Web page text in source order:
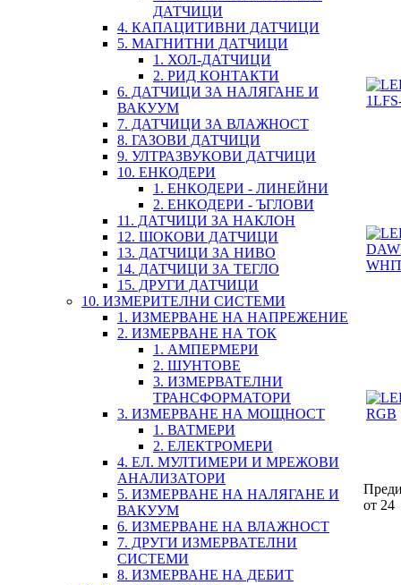
ДАТЧИЦИ
4. КАПАЦИТИВНИ ДАТЧИЦИ
5. МАГНИТНИ ДАТЧИЦИ
1. ХОЛ-ДАТЧИЦИ
2. РИД КОНТАКТИ
6. ДАТЧИЦИ ЗА НАЛЯГАНЕ И
ВАКУУМ
7. ДАТЧИЦИ ЗА ВЛАЖНОСТ
8. ГАЗОВИ ДАТЧИЦИ
9. УЛТРАЗВУКОВИ ДАТЧИЦИ
10. ЕНКОДЕРИ
1. ЕНКОДЕРИ - ЛИНЕЙНИ
2. ЕНКОДЕРИ - ЪГЛОВИ
11. ДАТЧИЦИ ЗА НАКЛОН
12. ШОКОВИ ДАТЧИЦИ
13. ДАТЧИЦИ ЗА НИВО
14. ДАТЧИЦИ ЗА ТЕГЛО
15. ДРУГИ ДАТЧИЦИ
10. ИЗМЕРИТЕЛНИ СИСТЕМИ
1. ИЗМЕРВАНЕ НА НАПРЕЖЕНИЕ
2. ИЗМЕРВАНЕ НА ТОК
1. АМПЕРМЕРИ
2. ШУНТОВЕ
3. ИЗМЕРВАТЕЛНИ
ТРАНСФОРМАТОРИ
3. ИЗМЕРВАНЕ НА МОЩНОСТ
1. ВАТМЕРИ
2. ЕЛЕКТРОМЕРИ
4. ЕЛ. МУЛТИМЕРИ И МРЕЖОВИ
АНАЛИЗАТОРИ
5. ИЗМЕРВАНЕ НА НАЛЯГАНЕ И
ВАКУУМ
6. ИЗМЕРВАНЕ НА ВЛАЖНОСТ
7. ДРУГИ ИЗМЕРВАТЕЛНИ
СИСТЕМИ
8. ИЗМЕРВАНЕ НА ДЕБИТ
от 24